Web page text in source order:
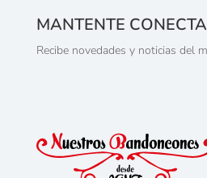
MANTENTE
Recibe novedades y noticias del